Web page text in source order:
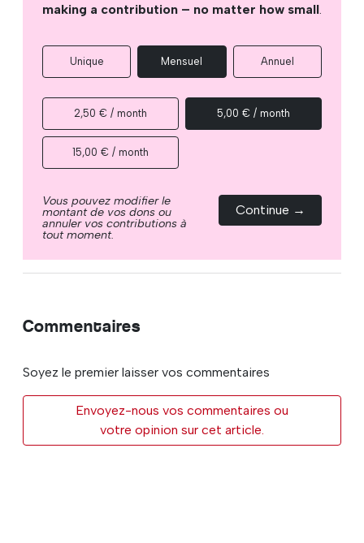
making a contribution – no matter how small.
Unique Mensuel Annuel
2,50 € / month 5,00 € / month
15,00 € / month
Vous pouvez modifier le
montant de vos dons ou
annuler vos contributions à
tout moment.
Continue →
Commentaires
Soyez le premier laisser vos commentaires
Envoyez-nous vos commentaires ou
votre opinion sur cet article.